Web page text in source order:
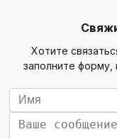
Хотите
заполните